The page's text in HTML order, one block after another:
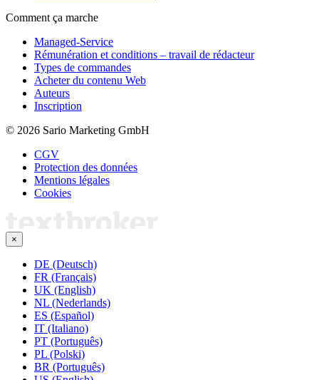
Comment ça marche
Managed-Service
Rémunération et conditions – travail de rédacteur
Types de commandes
Acheter du contenu Web
Auteurs
Inscription
© 2026 Sario Marketing GmbH
CGV
Protection des données
Mentions légales
Cookies
×
DE (Deutsch)
FR (Français)
UK (English)
NL (Nederlands)
ES (Español)
IT (Italiano)
PT (Português)
PL (Polski)
BR (Português)